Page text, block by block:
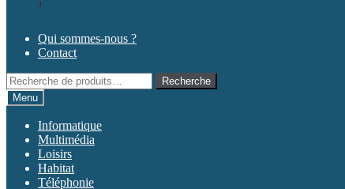
Qui sommes-nous ?
Contact
Recherche
pour :
Recherche
Menu
Informatique
Multimédia
Loisirs
Habitat
Téléphonie